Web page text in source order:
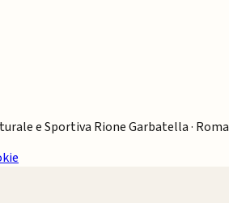
e Sportiva Rione Garbatella · Roma